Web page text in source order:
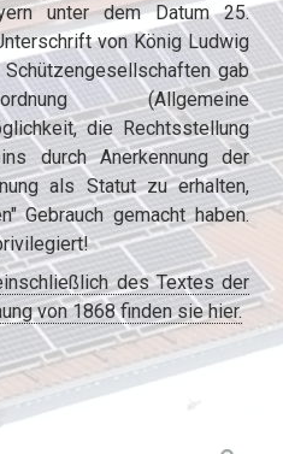
unter dem Datum 25.
von König Ludwig
gab
(Allgemeine
die Rechtsstellung
durch Anerkennung der
als Statut zu erhalten,
Gebrauch gemacht haben.
des Textes der
von 1868 finden sie hier.